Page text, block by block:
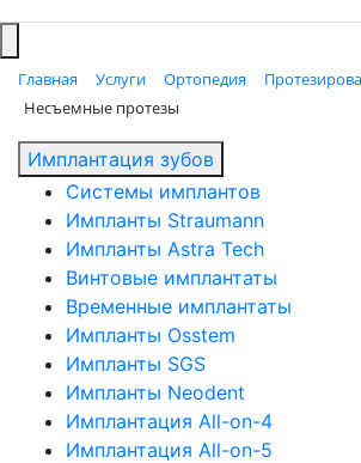
Главная Услуги Ортопедия
Несъемные протезы
Имплантация зубов
Системы имплантов
Импланты Straumann
Импланты Astra Tech
Винтовые имплантаты
Временные имплантаты
Импланты Osstem
Импланты SGS
Импланты Neodent
Имплантация All-on-4
Имплантация All-on-5